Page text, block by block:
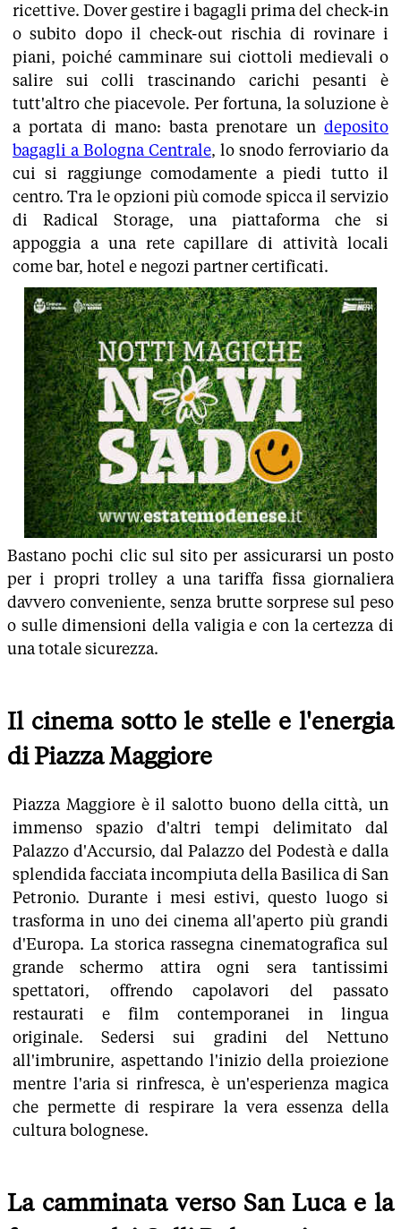
ricettive. Dover gestire i bagagli prima del check-in
o subito dopo il check-out rischia di rovinare i
piani, poiché camminare sui ciottoli medievali o
salire sui colli trascinando carichi pesanti è
tutt'altro che piacevole. Per fortuna, la soluzione è
a portata di mano: basta prenotare un deposito
bagagli a Bologna Centrale, lo snodo ferroviario da
cui si raggiunge comodamente a piedi tutto il
centro. Tra le opzioni più comode spicca il servizio
di Radical Storage, una piattaforma che si
appoggia a una rete capillare di attività locali
come bar, hotel e negozi partner certificati.
Bastano pochi clic sul sito per assicurarsi un posto
per i propri trolley a una tariffa fissa giornaliera
davvero conveniente, senza brutte sorprese sul peso
o sulle dimensioni della valigia e con la certezza di
una totale sicurezza.
Il cinema sotto le stelle e l'energia
di Piazza Maggiore
Piazza Maggiore è il salotto buono della città, un
immenso spazio d'altri tempi delimitato dal
Palazzo d'Accursio, dal Palazzo del Podestà e dalla
splendida facciata incompiuta della Basilica di San
Petronio. Durante i mesi estivi, questo luogo si
trasforma in uno dei cinema all'aperto più grandi
d'Europa. La storica rassegna cinematografica sul
grande schermo attira ogni sera tantissimi
spettatori, offrendo capolavori del passato
restaurati e film contemporanei in lingua
originale. Sedersi sui gradini del Nettuno
all'imbrunire, aspettando l'inizio della proiezione
mentre l'aria si rinfresca, è un'esperienza magica
che permette di respirare la vera essenza della
cultura bolognese.
La camminata verso San Luca e la